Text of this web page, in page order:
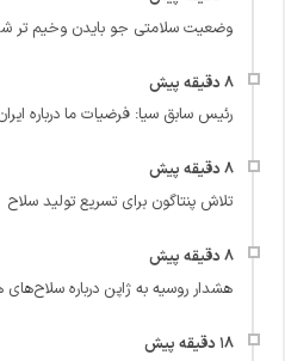
وضعیت سلامتی جو بایدن وخیم تر
رئیس سابق سیا: فرضیات ما درباره
تلاش پنتاگون برای تسریع تولید سلاح
هشدار روسیه به ژاپن درباره